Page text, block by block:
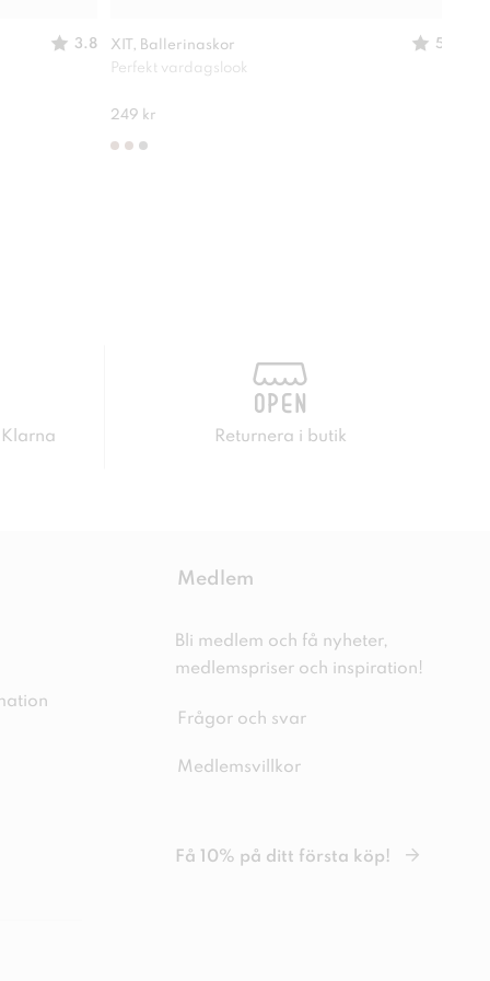
3.8 XIT, Ballerinaskor
5
Perfekt vardagslook
249 kr
Returnera i butik
Medlem
Bli medlem och få nyheter,
medlemspriser och inspiration!
Frågor och svar
Medlemsvillkor
Få 10% på ditt första köp!